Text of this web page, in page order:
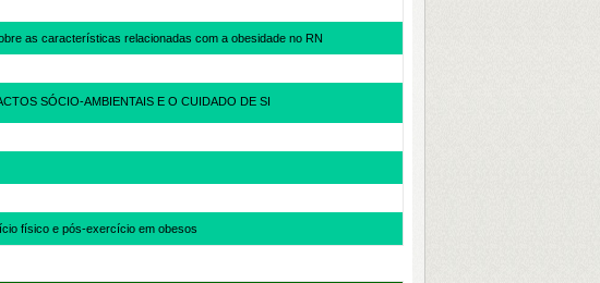
as características relacionadas com a obesidade no RN
SÓCIO-AMBIENTAIS E O CUIDADO DE SI
físico e pós-exercício em obesos